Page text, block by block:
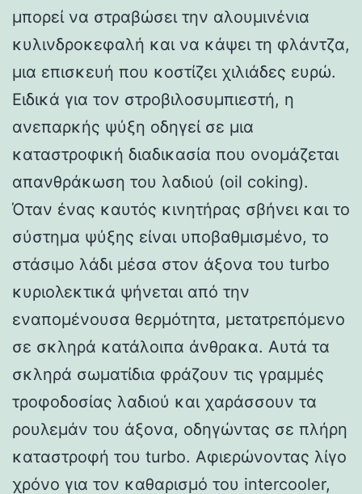
μπορεί να στραβώσει την αλουμινένια
κυλινδροκεφαλή και να κάψει τη φλάντζα,
μια επισκευή που κοστίζει χιλιάδες ευρώ.
Ειδικά για τον στροβιλοσυμπιεστή, η
ανεπαρκής ψύξη οδηγεί σε μια
καταστροφική διαδικασία που ονομάζεται
απανθράκωση του λαδιού (oil coking).
Όταν ένας καυτός κινητήρας σβήνει και το
σύστημα ψύξης είναι υποβαθμισμένο, το
στάσιμο λάδι μέσα στον άξονα του turbo
κυριολεκτικά ψήνεται από την
εναπομένουσα θερμότητα, μετατρεπόμενο
σε σκληρά κατάλοιπα άνθρακα. Αυτά τα
σκληρά σωματίδια φράζουν τις γραμμές
τροφοδοσίας λαδιού και χαράσσουν τα
ρουλεμάν του άξονα, οδηγώντας σε πλήρη
καταστροφή του turbo. Αφιερώνοντας λίγο
χρόνο για τον καθαρισμό του intercooler,